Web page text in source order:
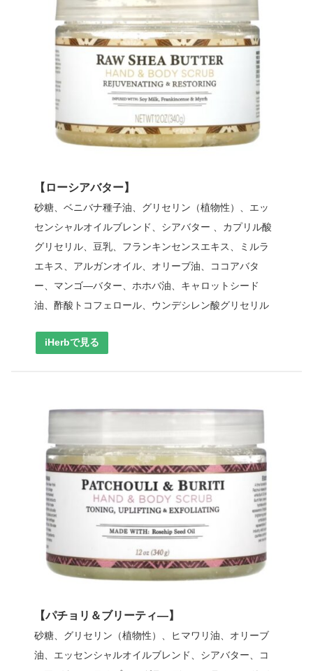
【ローシアバター】
砂糖、ベニバナ種子油、グリセリン（植物性）、エッ
センシャルオイルブレンド、シアバター 、カプリル酸
グリセリル、豆乳、フランキンセンスエキス、ミルラ
エキス、アルガンオイル、オリーブ油、ココアバタ
ー、マンゴ―バター、ホホバ油、キャロットシード
油、酢酸トコフェロール、ウンデシレン酸グリセリル
iHerbで見る
【パチョリ＆ブリーティ―】
砂糖、グリセリン（植物性）、ヒマワリ油、オリーブ
油、エッセンシャルオイルブレンド、シアバター、コ